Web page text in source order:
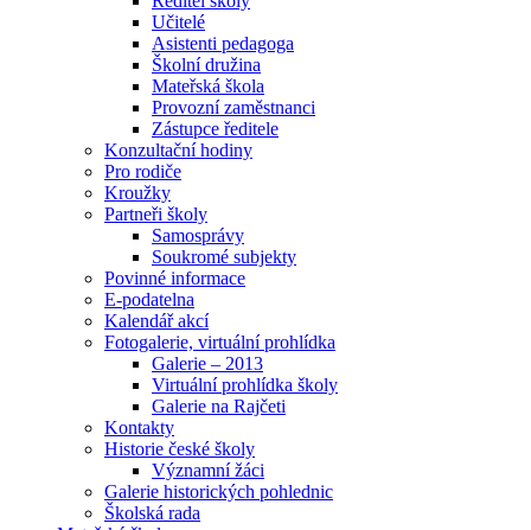
Učitelé
Asistenti pedagoga
Školní družina
Mateřská škola
Provozní zaměstnanci
Zástupce ředitele
Konzultační hodiny
Pro rodiče
Kroužky
Partneři školy
Samosprávy
Soukromé subjekty
Povinné informace
E-podatelna
Kalendář akcí
Fotogalerie, virtuální prohlídka
Galerie – 2013
Virtuální prohlídka školy
Galerie na Rajčeti
Kontakty
Historie české školy
Významní žáci
Galerie historických pohlednic
Školská rada